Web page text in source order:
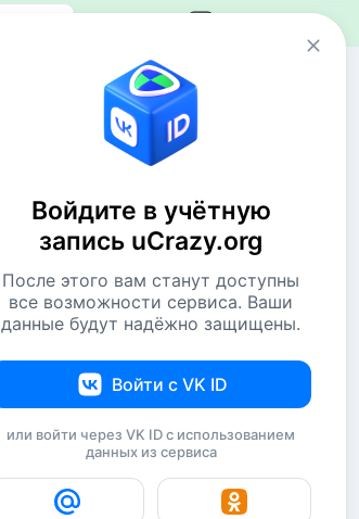
Авторизация
Сейчас онлайн
1 VIP
41 пользователь
507 гостей
Всего посетителей 549
Рекорд: 12737 посетителей
Установлен 22 апр 2026г. в 02:34
Комментаторы недели
Евгений114
Basai 176
Войдите в учётную
запись uCrazy.org
После этого вам станут доступны
все возможности сервиса. Ваши
данные будут надёжно защищены.
Войти с VK ID
или войти через VK ID с использованием
данных из сервиса